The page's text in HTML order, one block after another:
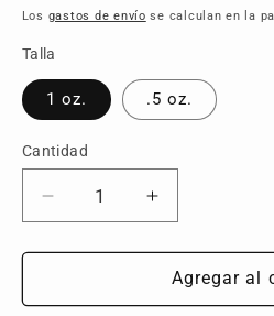
habitual
Los gastos de envío se calculan en la
Talla
1 oz. .5 oz.
Cantidad
Reducir
cantidad
para
Black
Aumentar
cantidad
para
Lining
Black
Agregar al